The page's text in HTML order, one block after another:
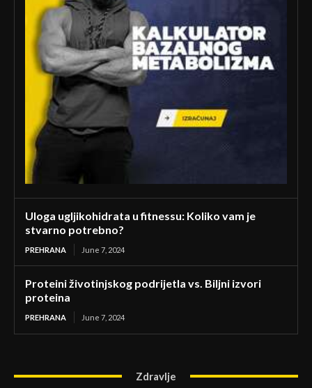
Uloga ugljikohidrata u fitnessu: Koliko vam je
stvarno potrebno?
PREHRANA June 7, 2024
Proteini životinjskog podrijetla vs. Biljni izvori
proteina
PREHRANA June 7, 2024
Zdravlje